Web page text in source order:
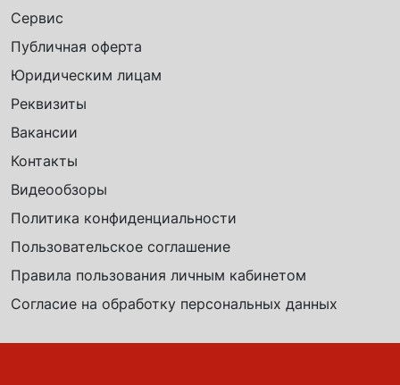
Сервис
Публичная оферта
Юридическим лицам
Реквизиты
Вакансии
Контакты
Видеообзоры
Политика конфиденциальности
Пользовательское соглашение
Правила пользования личным кабинетом
Согласие на обработку персональных данных